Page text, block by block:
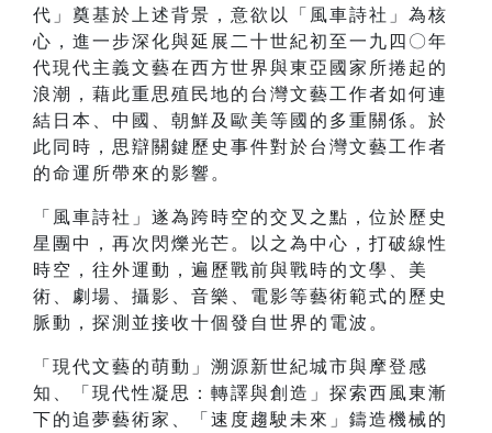
代」奠基於上述背景，意欲以「風車詩社」為核
心，進一步深化與延展二十世紀初至一九四〇年
代現代主義文藝在西方世界與東亞國家所捲起的
浪潮，藉此重思殖民地的台灣文藝工作者如何連
結日本、中國、朝鮮及歐美等國的多重關係。於
此同時，思辯關鍵歷史事件對於台灣文藝工作者
的命運所帶來的影響。
「風車詩社」遂為跨時空的交叉之點，位於歷史
星團中，再次閃爍光芒。以之為中心，打破線性
時空，往外運動，遍歷戰前與戰時的文學、美
術、劇場、攝影、音樂、電影等藝術範式的歷史
脈動，探測並接收十個發自世界的電波。
「現代文藝的萌動」溯源新世紀城市與摩登感
知、「現代性凝思：轉譯與創造」探索西風東漸
下的追夢藝術家、「速度趨駛未來」鑄造機械的